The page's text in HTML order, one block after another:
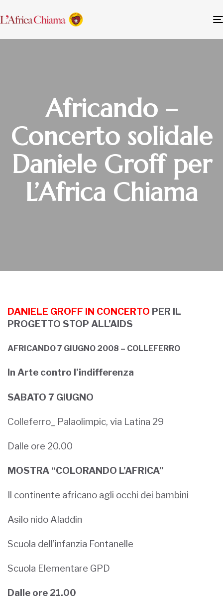
Africando –
Concerto solidale
Daniele Groff per
L’Africa Chiama
DANIELE GROFF IN CONCERTO PER IL
PROGETTO STOP ALL’AIDS
AFRICANDO 7 GIUGNO 2008 – COLLEFERRO
In Arte contro l’indifferenza
SABATO 7 GIUGNO
Colleferro_ Palaolimpic, via Latina 29
Dalle ore 20.00
MOSTRA “COLORANDO L’AFRICA”
Il continente africano agli occhi dei bambini
Asilo nido Aladdin
Scuola dell’infanzia Fontanelle
Scuola Elementare GPD
Dalle ore 21.00